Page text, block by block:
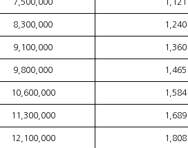
7,500,000 1,121
8,300,000 1,240
9,100,000 1,360
9,800,000 1,465
10,600,000 1,584
11,300,000 1,689
12,100,000 1,808